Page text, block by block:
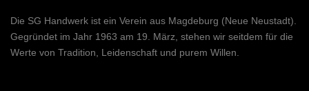
Die SG Handwerk ist ein Verein aus Magdeburg (Neue Neustadt).
Gegründet im Jahr 1963 am 19. März, stehen wir seitdem für die
Werte von Tradition, Leidenschaft und purem Willen.